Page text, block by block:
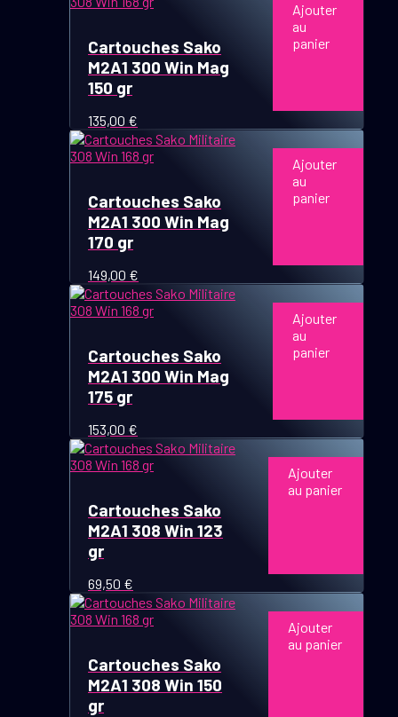
Cartouches Sako
M2A1 300 Win Mag
150 gr
135,00 €
Ajouter
au
panier
Cartouches Sako
M2A1 300 Win Mag
170 gr
149,00 €
Ajouter
au
panier
Cartouches Sako
M2A1 300 Win Mag
175 gr
153,00 €
Ajouter
au
panier
Cartouches Sako
M2A1 308 Win 123
gr
69,50 €
Ajouter
au panier
Cartouches Sako
M2A1 308 Win 150
gr
Ajouter
au panier